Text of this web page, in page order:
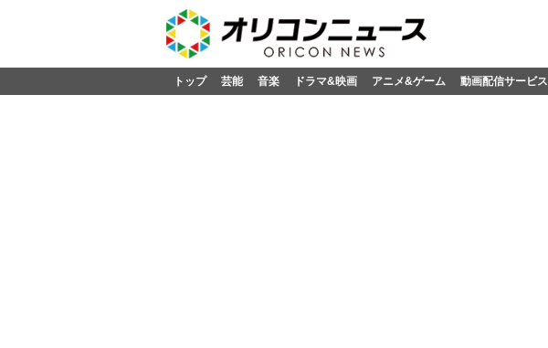
トップ 芸能 音楽 ドラマ&映画 アニメ&ゲーム 動画配信サービス